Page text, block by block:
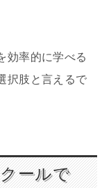
効率的に学べる
択肢と言えるで